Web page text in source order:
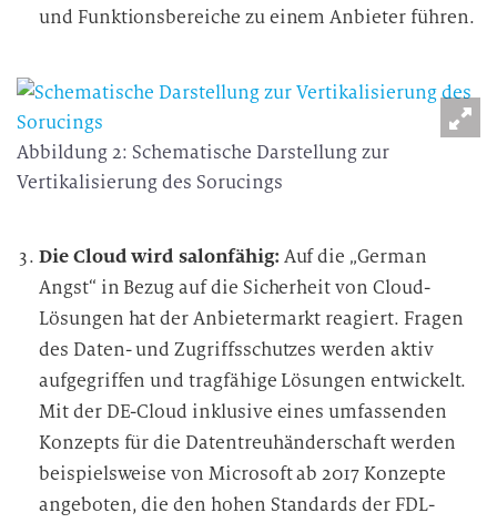
und Funktionsbereiche zu einem Anbieter führen.
Abbildung 2: Schematische Darstellung zur
Vertikalisierung des Sorucings
Die Cloud wird salonfähig: Auf die „German
Angst“ in Bezug auf die Sicherheit von Cloud-
Lösungen hat der Anbietermarkt reagiert. Fragen
des Daten- und Zugriffsschutzes werden aktiv
aufgegriffen und tragfähige Lösungen entwickelt.
Mit der DE-Cloud inklusive eines umfassenden
Konzepts für die Datentreuhänderschaft werden
beispielsweise von Microsoft ab 2017 Konzepte
angeboten, die den hohen Standards der FDL-